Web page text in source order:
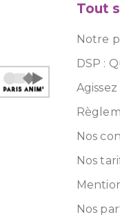
Tout
Notre
DSP :
Nos
Nos
Nos